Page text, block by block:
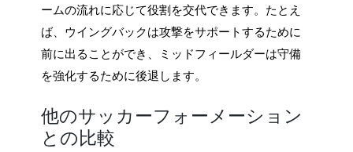
ームの流れに応じて役割を交代できます。たとえ
ば、ウイングバックは攻撃をサポートするために
前に出ることができ、ミッドフィールダーは守備
を強化するために後退します。
他のサッカーフォーメーション
との比較